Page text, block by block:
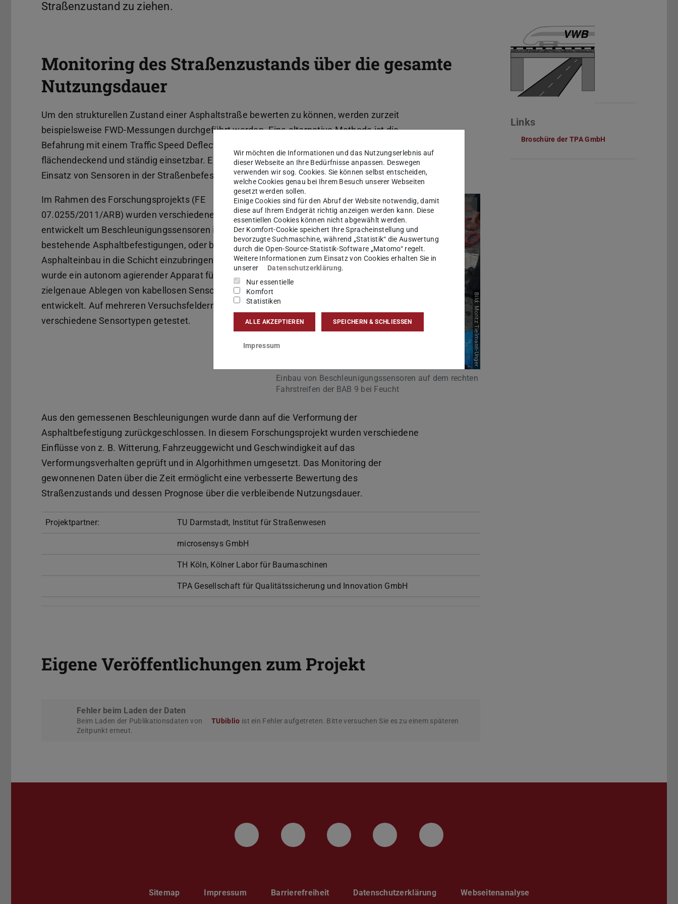
Straßenzustand zu ziehen.
Monitoring des Straßenzustands über die gesamte
Nutzungsdauer
Um den strukturellen Zustand einer Asphaltstraße bewerten zu können, werden zurzeit
beispielsweise FWD-Messungen durchgeführt werden. Eine alternative Methode ist die
Befahrung mit einem Traffic Speed Deflectometer (TSD). Beide Methoden sind jedoch nicht
flächendeckend und ständig einsetzbar. Ein permanentes Monitoring kann hingegen mit dem
Einsatz von Sensoren in der Straßenbefestigung ermöglicht werden.
Bild: Moritz Tielmann-Unger
Einbau von Beschleunigungssensoren auf dem rechten
Fahrstreifen der BAB 9 bei Feucht
Im Rahmen des Forschungsprojekts (FE
07.0255/2011/ARB) wurden verschiedene Konzepte
entwickelt um Beschleunigungssensoren in
bestehende Asphaltbefestigungen, oder beim
Asphalteinbau in die Schicht einzubringen. Dafür
wurde ein autonom agierender Apparat für das
zielgenaue Ablegen von kabellosen Sensoren
entwickelt. Auf mehreren Versuchsfeldern wurden
verschiedene Sensortypen getestet.
Aus den gemessenen Beschleunigungen wurde dann auf die Verformung der
Asphaltbefestigung zurückgeschlossen. In diesem Forschungsprojekt wurden verschiedene
Einflüsse von z. B. Witterung, Fahrzeuggewicht und Geschwindigkeit auf das
Verformungsverhalten geprüft und in Algorhithmen umgesetzt. Das Monitoring der
gewonnenen Daten über die Zeit ermöglicht eine verbesserte Bewertung des
Straßenzustands und dessen Prognose über die verbleibende Nutzungsdauer.
Projektpartner: TU Darmstadt, Institut für Straßenwesen
microsensys GmbH
TH Köln, Kölner Labor für Baumaschinen
TPA Gesellschaft für Qualitätssicherung und Innovation GmbH
Eigene Veröffentlichungen zum Projekt
Fehler beim Laden der Daten
Beim Laden der Publikationsdaten von TUbiblio ist ein Fehler aufgetreten. Bitte versuchen Sie es zu einem späteren
Zeitpunkt erneut.
Links
Broschüre der TPA GmbH
LinkedIn-Seite der TU Darmstadt
Instagram-Kanal der TU Darmstadt
Bluesky-Kanal der TU Darmstadt
Facebook-Seite der TU Darmstadt
YouTube-Kanal der TU Darmstadt
Sitemap Impressum Barrierefreiheit Datenschutzerklärung Webseitenanalyse
Wir möchten die Informationen und das Nutzungserlebnis auf
dieser Webseite an Ihre Bedürfnisse anpassen. Deswegen
verwenden wir sog. Cookies. Sie können selbst entscheiden,
welche Cookies genau bei Ihrem Besuch unserer Webseiten
gesetzt werden sollen.
Einige Cookies sind für den Abruf der Website notwendig, damit
diese auf Ihrem Endgerät richtig anzeigen werden kann. Diese
essentiellen Cookies können nicht abgewählt werden.
Der Komfort-Cookie speichert Ihre Spracheinstellung und
bevorzugte Suchmaschine, während „Statistik“ die Auswertung
durch die Open-Source-Statistik-Software „Matomo“ regelt.
Weitere Informationen zum Einsatz von Cookies erhalten Sie in
unserer
Datenschutzerklärung.
Nur essentielle
Komfort
Statistiken
ALLE AKZEPTIEREN SPEICHERN & SCHLIESSEN
Impressum